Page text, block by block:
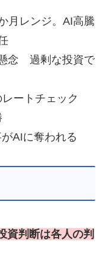
レンジ。AI高騰
念 過剰な投資で
ートチェック
AIに奪われる
資判断は各人の判